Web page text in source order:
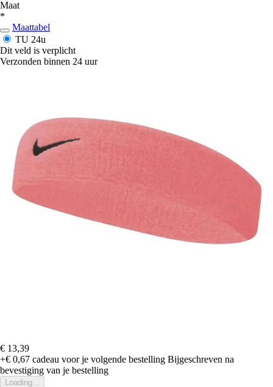
Maat
*
Maattabel
TU 24u
Dit veld is verplicht
Verzonden binnen 24 uur
€ 13,39
+€ 0,67 cadeau voor je volgende bestelling Bijgeschreven na
bevestiging van je bestelling
Loading...